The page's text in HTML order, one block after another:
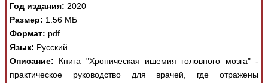
Год издания: 2020
Размер: 1.56 МБ
Формат: pdf
Язык: Русский
Описание: Книга "Хроническая ишемия головного мозга" -
практическое руководство для врачей, где отражены